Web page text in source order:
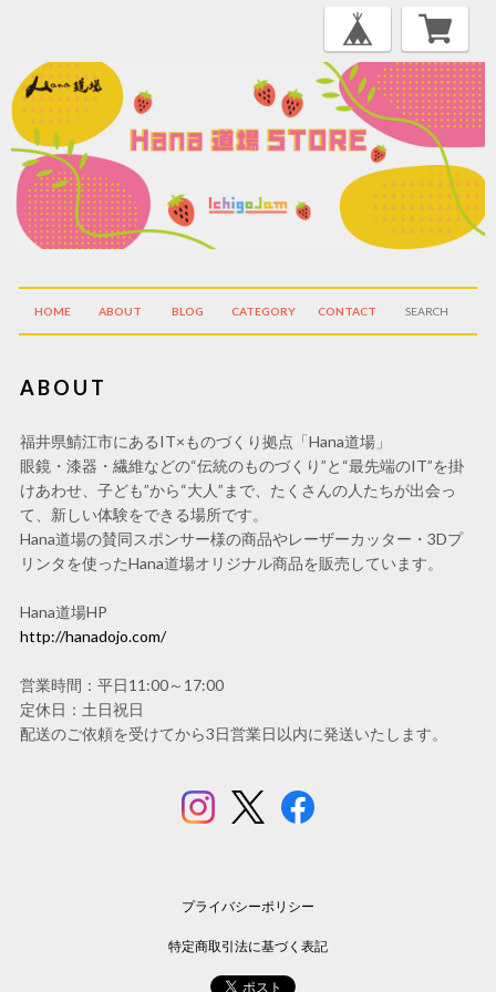
HOME ABOUT BLOG CATEGORY CONTACT
ABOUT
福井県鯖江市にあるIT×ものづくり拠点「Hana道場」
眼鏡・漆器・繊維などの“伝統のものづくり”と“最先端のIT”を掛
けあわせ、子ども”から“大人”まで、たくさんの人たちが出会っ
て、新しい体験をできる場所です。
Hana道場の賛同スポンサー様の商品やレーザーカッター・3Dプ
リンタを使ったHana道場オリジナル商品を販売しています。
Hana道場HP
http://hanadojo.com/
営業時間：平日11:00～17:00
定休日：土日祝日
配送のご依頼を受けてから3日営業日以内に発送いたします。
プライバシーポリシー
特定商取引法に基づく表記